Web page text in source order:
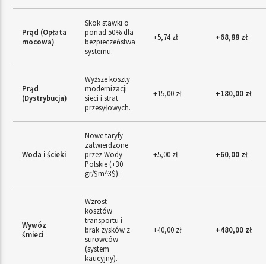
Prąd (Opłata
mocowa)
Skok stawki o
ponad 50% dla
bezpieczeństwa
systemu.
+5,74 zł +68,88 zł
Prąd
(Dystrybucja)
Wyższe koszty
modernizacji
sieci i strat
przesyłowych.
+15,00 zł +180,00 zł
Woda i ścieki
Nowe taryfy
zatwierdzone
przez Wody
Polskie (+30
gr/$m^3$).
+5,00 zł +60,00 zł
Wywóz
śmieci
Wzrost
kosztów
transportu i
brak zysków z
surowców
(system
kaucyjny).
+40,00 zł +480,00 zł